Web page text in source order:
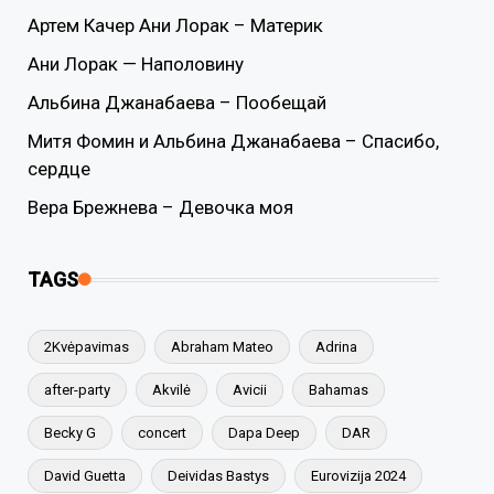
Артем Качер Ани Лорак – Материк
Ани Лорак — Наполовину
Альбина Джанабаева – Пообещай
Митя Фомин и Альбина Джанабаева – Спасибо,
сердце
Вера Брежнева – Девочка моя
TAGS
2Kvėpavimas Abraham Mateo Adrina
after-party Akvilė Avicii Bahamas
Becky G concert Dapa Deep DAR
David Guetta Deividas Bastys Eurovizija 2024